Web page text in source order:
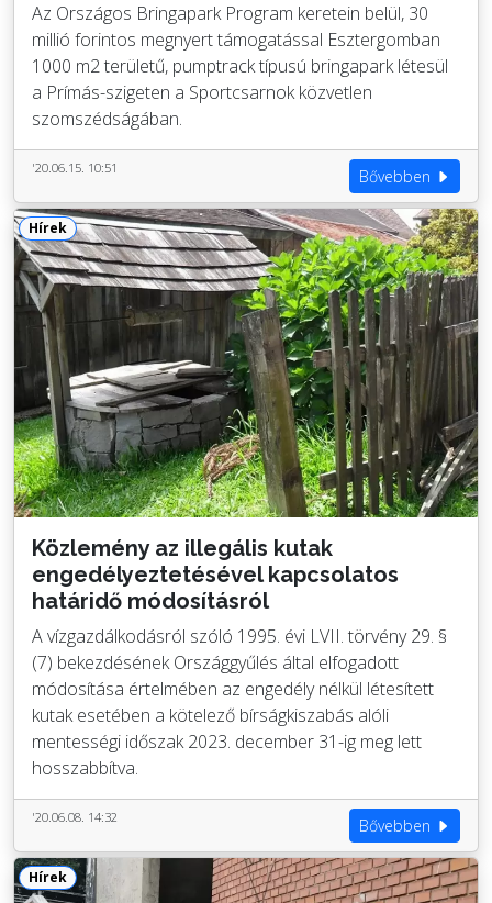
Az Országos Bringapark Program keretein belül, 30
millió forintos megnyert támogatással Esztergomban
1000 m2 területű, pumptrack típusú bringapark létesül
a Prímás-szigeten a Sportcsarnok közvetlen
szomszédságában.
'20.06.15. 10:51 Bővebben
Hírek
Közlemény az illegális kutak
engedélyeztetésével kapcsolatos
határidő módosításról
A vízgazdálkodásról szóló 1995. évi LVII. törvény 29. §
(7) bekezdésének Országgyűlés által elfogadott
módosítása értelmében az engedély nélkül létesített
kutak esetében a kötelező bírságkiszabás alóli
mentességi időszak 2023. december 31-ig meg lett
hosszabbítva.
'20.06.08. 14:32 Bővebben
Hírek